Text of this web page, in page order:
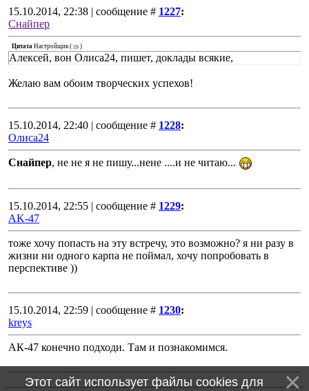
15.10.2014, 22:38 | сообщение # 1227:
Снайпер
Цитата Настройщик( )
Алексей, вон Олиса24, пишет, доклады всякие,
Желаю вам обоим творческих успехов!
15.10.2014, 22:40 | сообщение # 1228:
Олиса24
Снайпер, не не я не пишу...нене ....и не читаю...
15.10.2014, 22:55 | сообщение # 1229:
AK-47
тоже хочу попасть на эту встречу, это возможно? я ни разу в
жизни ни одного карпа не поймал, хочу попробовать в
перспективе ))
15.10.2014, 22:59 | сообщение # 1230:
kreys
АК-47 конечно подходи. Там и познакомимся.
Этот сайт использует файлы cookies для